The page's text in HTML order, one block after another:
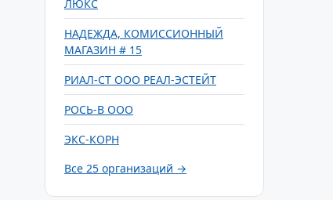
ЛЮКС
НАДЕЖДА, КОМИССИОННЫЙ
МАГАЗИН # 15
РИАЛ-СТ ООО РЕАЛ-ЭСТЕЙТ
РОСЬ-В ООО
ЭКС-КОРН
Все 25 организаций →